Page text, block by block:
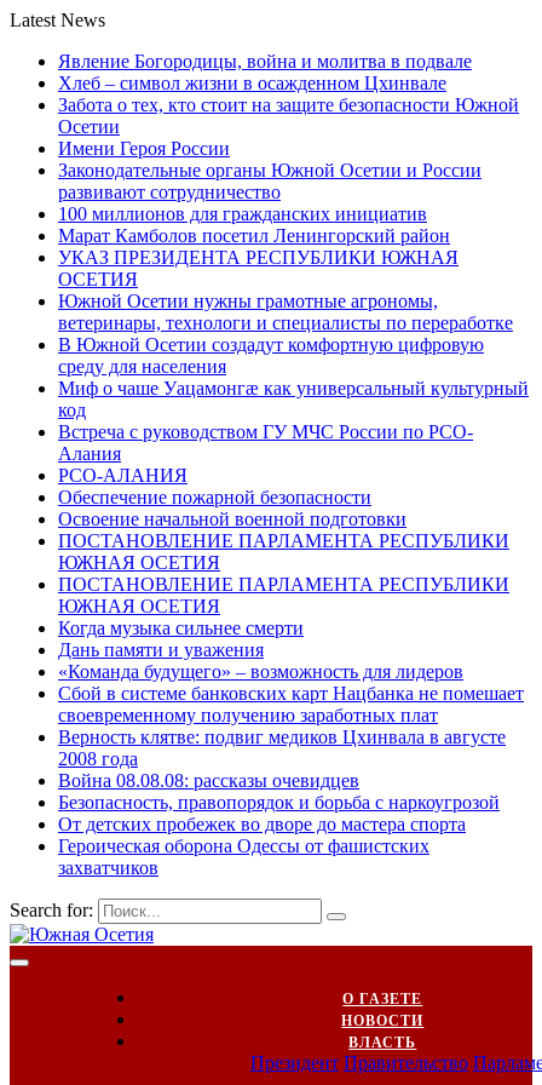
Latest News
Явление Богородицы, война и молитва в подвале
Хлеб – символ жизни в осажденном Цхинвале
Забота о тех, кто стоит на защите безопасности Южной
Осетии
Имени Героя России
Законодательные органы Южной Осетии и России
развивают сотрудничество
100 миллионов для гражданских инициатив
Марат Камболов посетил Ленингорский район
УКАЗ ПРЕЗИДЕНТА РЕСПУБЛИКИ ЮЖНАЯ
ОСЕТИЯ
Южной Осетии нужны грамотные агрономы,
ветеринары, технологи и специалисты по переработке
В Южной Осетии создадут комфортную цифровую
среду для населения
Миф о чаше Уацамонгæ как универсальный культурный
код
Встреча с руководством ГУ МЧС России по РСО-
Алания
РСО-АЛАНИЯ
Обеспечение пожарной безопасности
Освоение начальной военной подготовки
ПОСТАНОВЛЕНИЕ ПАРЛАМЕНТА РЕСПУБЛИКИ
ЮЖНАЯ ОСЕТИЯ
ПОСТАНОВЛЕНИЕ ПАРЛАМЕНТА РЕСПУБЛИКИ
ЮЖНАЯ ОСЕТИЯ
Когда музыка сильнее смерти
Дань памяти и уважения
«Команда будущего» – возможность для лидеров
Сбой в системе банковских карт Нацбанка не помешает
своевременному получению заработных плат
Верность клятве: подвиг медиков Цхинвала в августе
2008 года
Война 08.08.08: рассказы очевидцев
Безопасность, правопорядок и борьба с наркоугрозой
От детских пробежек во дворе до мастера спорта
Героическая оборона Одессы от фашистских
захватчиков
Search for:
О ГАЗЕТЕ
НОВОСТИ
ВЛАСТЬ
Президент Правительство